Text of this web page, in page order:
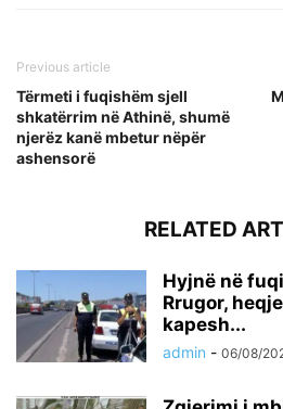
Previous article
Tërmeti i fuqishëm sjell
shkatërrim në Athinë, shumë
njerëz kanë mbetur nëpër
ashensorë
RELATED
Hyjnë në
Rrugor,
kapesh...
admin - 06/08/